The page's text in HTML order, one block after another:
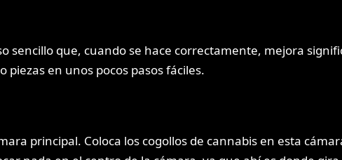
sencillo que, cuando se hace correctamente, mejora
en unos pocos pasos fáciles.
principal. Coloca los cogollos de cannabis en esta